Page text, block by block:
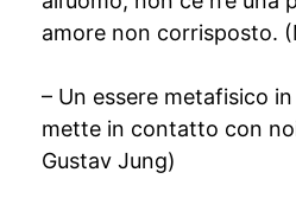
amore non corrisposto.
– Un essere metafisico
mette in contatto con
Gustav Jung)